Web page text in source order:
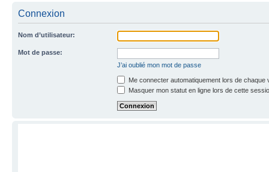
Connexion
Nom d’utilisateur:
Mot de passe:
J’ai oublié mon mot de passe
Me connecter automatiquement lors de chaque
Masquer mon statut en ligne lors de cette